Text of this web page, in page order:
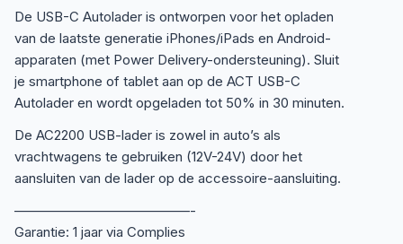
De USB-C Autolader is ontworpen voor het opladen
van de laatste generatie iPhones/iPads en Android-
apparaten (met Power Delivery-ondersteuning). Sluit
je smartphone of tablet aan op de ACT USB-C
Autolader en wordt opgeladen tot 50% in 30 minuten.
De AC2200 USB-lader is zowel in auto’s als
vrachtwagens te gebruiken (12V-24V) door het
aansluiten van de lader op de accessoire-aansluiting.
—————————————-
Garantie: 1 jaar via Complies